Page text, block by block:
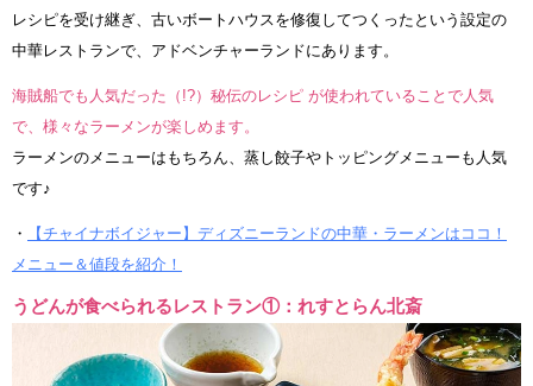
レシピを受け継ぎ、古いボートハウスを修復してつくったという設定の
中華レストランで、アドベンチャーランドにあります。
海賊船でも人気だった（!?）秘伝のレシピ が使われていることで人気
で、様々なラーメンが楽しめます。
ラーメンのメニューはもちろん、蒸し餃子やトッピングメニューも人気
です♪
・
【チャイナボイジャー】ディズニーランドの中華・ラーメンはココ！
メニュー＆値段を紹介！
うどんが食べられるレストラン①：れすとらん北斎